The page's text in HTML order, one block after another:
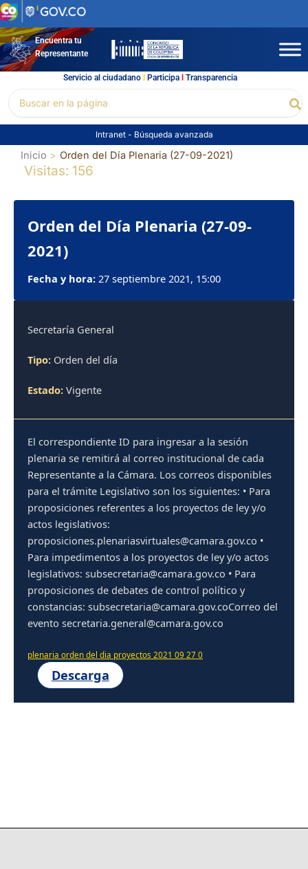
Ir
al
contenidoEncuentra tu
Representante
Servicio al ciudadano l Participal Transparencia
por:
Intranet - Búsqueda avanzada
Inicio Orden del Día Plenaria (27-09-2021)
Visitas: 156
Orden del Día Plenaria (27-09-
2021)
Fecha y hora: 27 septiembre 2021, 15:00
Secretaría General
Tipo: Orden del día
Estado: Vigente
El correspondiente ID para ingresar a la sesión
plenaria se remitirá al correo institucional de cada
Representante a la Cámara. Los correos disponibles
para el trámite Legislativo son los siguientes: • Para
proposiciones referentes a los proyectos de ley y/o
actos legislativos:
proposiciones.plenariasvirtuales@camara.gov.co •
Para impedimentos a los proyectos de ley y/o actos
legislativos: subsecretaria@camara.gov.co • Para
proposiciones de debates de control político y
constancias: subsecretaria@camara.gov.coCorreo del
evento secretaria.general@camara.gov.co
plenaria orden del dia proyectos 2021 09 27 0
Descarga